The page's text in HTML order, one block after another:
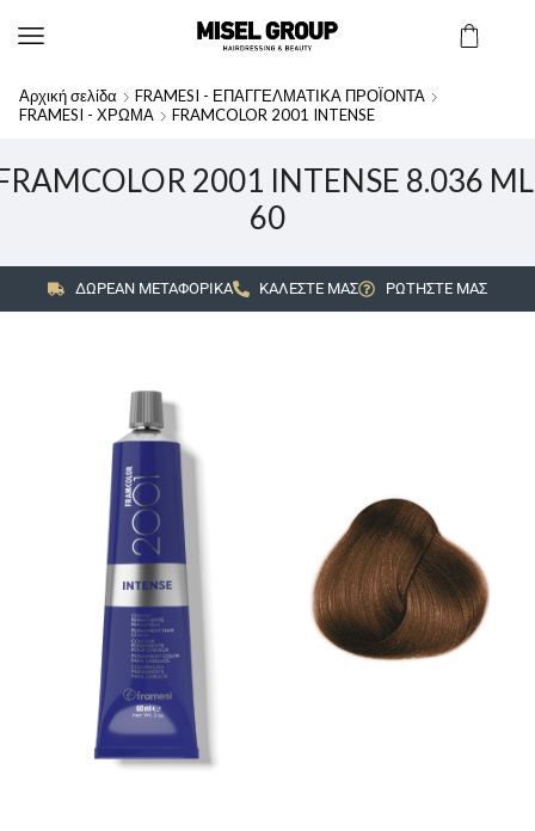
Αρχική σελίδα
FRAMESI - ΕΠΑΓΓΕΛΜΑΤΙΚΑ ΠΡΟΪΟΝΤΑ
FRAMESI - ΧΡΩΜΑ
FRAMCOLOR 2001 INTENSE
2001 INTENSE 8.036
60
ΔΩΡΕΑΝ ΜΕΤΑΦΟΡΙΚΑ ΚΑΛΕΣΤΕ ΜΑΣ ΡΩΤΗΣΤΕ ΜΑΣ